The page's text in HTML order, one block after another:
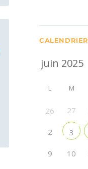
CALENDRIER
L M
26 27
2 3
9 10